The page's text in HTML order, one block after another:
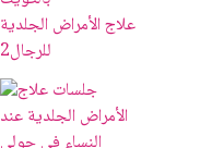
علاج الأمراض الجلدية
للرجال2